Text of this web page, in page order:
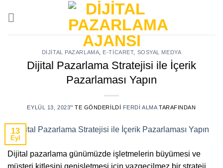
DIJITAL PAZARLAMA E-TICARET, SOSYAL MEDYA
Dijital Pazarlama Stratejisi ile İçerik
Pazarlaması Yapın
EYLÜL 13, 2023’' TE GÖNDERILDI FERDI ALMATARAFINDAN
13
Eyl
Dijital pazarlama günümüzde işletmelerin büyümesi ve
müşteri kitlesini genişletmesi için vazgeçilmez bir strateji